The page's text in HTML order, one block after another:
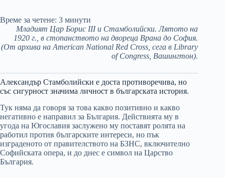
Време за четене: 3 минути
Младият Цар Борис III и Стамболийски. Лятото на
1920 г., в стопанството на двореца Врана до София.
(От архива на American National Red Cross, сега в Library
of Congress, Вашингтон).
Александър Стамболийски е доста противоречива, но
със сигурност значима личност в българската история.
Тук няма да говоря за това какво позитивно и какво
негативно е направил за България. Действията му в
угода на Югославия заслужено му поставят ролята на
работил против българските интереси, но пък
изграденото от правителството на БЗНС, включително
Софийската опера, и до днес е символ на Царство
България.